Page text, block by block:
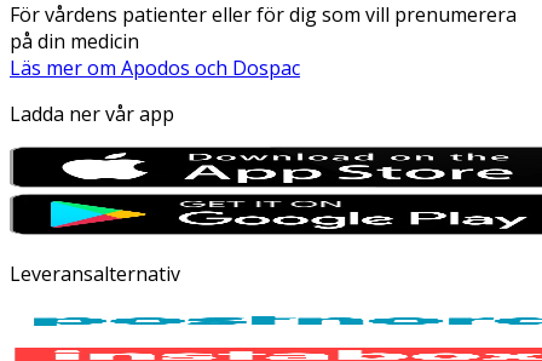
För vårdens patienter eller för dig som vill prenumerera
på din medicin
Läs mer om Apodos och Dospac
Ladda ner vår app
Leveransalternativ